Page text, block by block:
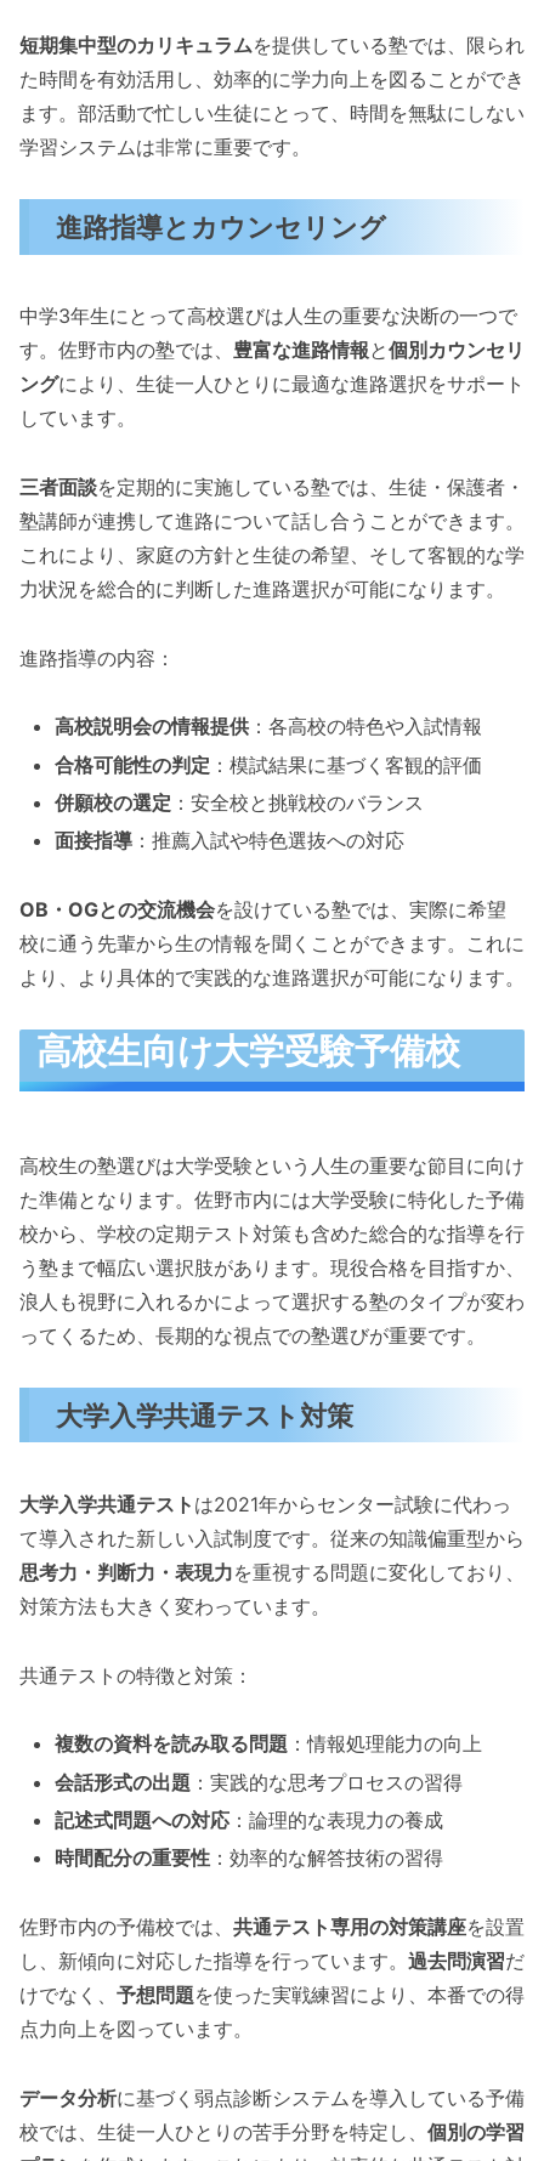
短期集中型のカリキュラムを提供している塾では、限られ
た時間を有効活用し、効率的に学力向上を図ることができ
ます。部活動で忙しい生徒にとって、時間を無駄にしない
学習システムは非常に重要です。
進路指導とカウンセリング
中学3年生にとって高校選びは人生の重要な決断の一つで
す。佐野市内の塾では、 豊富な進路情報と個別カウンセリ
ングにより、生徒一人ひとりに最適な進路選択をサポート
しています。
三者面談を定期的に実施している塾では、生徒・保護者・
塾講師が連携して進路について話し合うことができます。
これにより、家庭の方針と生徒の希望、そして客観的な学
力状況を総合的に判断した進路選択が可能になります。
進路指導の内容：
高校説明会の情報提供 ：各高校の特色や入試情報
合格可能性の判定 ：模試結果に基づく客観的評価
併願校の選定 ：安全校と挑戦校のバランス
面接指導 ：推薦入試や特色選抜への対応
OB・OGとの交流機会を設けている塾では、実際に希望
校に通う先輩から生の情報を聞くことができます。これに
より、より具体的で実践的な進路選択が可能になります。
高校生向け大学受験予備校
高校生の塾選びは大学受験という人生の重要な節目に向け
た準備となります。佐野市内には大学受験に特化した予備
校から、学校の定期テスト対策も含めた総合的な指導を行
う塾まで幅広い選択肢があります。現役合格を目指すか、
浪人も視野に入れるかによって選択する塾のタイプが変わ
ってくるため、長期的な視点での塾選びが重要です。
大学入学共通テスト対策
大学入学共通テスト は2021年からセンター試験に代わっ
て導入された新しい入試制度です。従来の知識偏重型から
思考力・判断力・表現力を重視する問題に変化しており、
対策方法も大きく変わっています。
共通テストの特徴と対策：
複数の資料を読み取る問題 ：情報処理能力の向上
会話形式の出題 ：実践的な思考プロセスの習得
記述式問題への対応 ：論理的な表現力の養成
時間配分の重要性 ：効率的な解答技術の習得
佐野市内の予備校では、 共通テスト専用の対策講座を設置
し、新傾向に対応した指導を行っています。 過去問演習だ
けでなく、 予想問題を使った実戦練習により、本番での得
点力向上を図っています。
データ分析に基づく弱点診断システムを導入している予備
校では、生徒一人ひとりの苦手分野を特定し、 個別の学習